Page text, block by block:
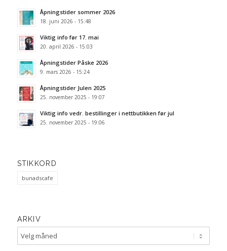
Åpningstider sommer 2026
18. juni 2026 - 15:48
Viktig info før 17. mai
20. april 2026 - 15:03
Åpningstider Påske 2026
9. mars 2026 - 15:24
Åpningstider Julen 2025
25. november 2025 - 19:07
Viktig info vedr. bestillinger i nettbutikken før jul
25. november 2025 - 19:06
STIKKORD
bunadscafe
ARKIV